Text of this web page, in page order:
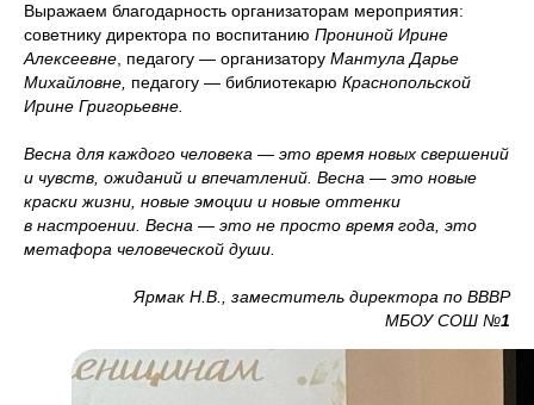
Выражаем благодарность организаторам мероприятия:
советнику директора по воспитанию Прониной Ирине
Алексеевне , педагогу — организатору Мантула Дарье
Михайловне, педагогу — библиотекарю Краснопольской
Ирине Григорьевне.
Весна для каждого человека — это время новых свершений
и чувств, ожиданий и впечатлений. Весна — это новые
краски жизни, новые эмоции и новые оттенки
в настроении. Весна — это не просто время года, это
метафора человеческой души.
Ярмак Н.В., заместитель директора по ВВВР
МБОУ СОШ №1